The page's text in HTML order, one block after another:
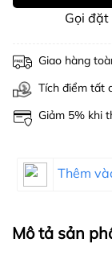
Gọi đặt
Giao hàng
Tích điểm tất
Giảm 5% khi
Thêm
Mô tả sản